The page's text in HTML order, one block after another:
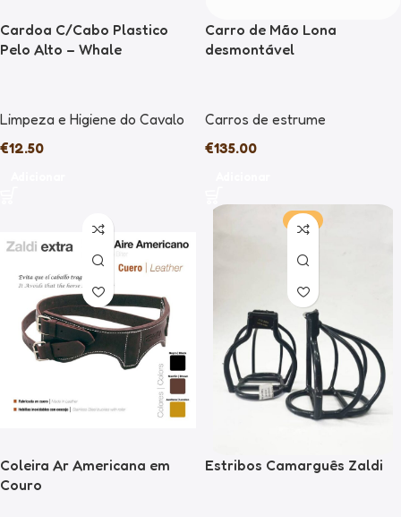
Cardoa C/Cabo Plastico
Pelo Alto – Whale
Limpeza e Higiene do Cavalo
€12.50
Carro de Mão Lona
desmontável
Carros de estrume
€135.00
Coleira Ar Americana em
Couro
-45%
Estribos Camarguês Zaldi